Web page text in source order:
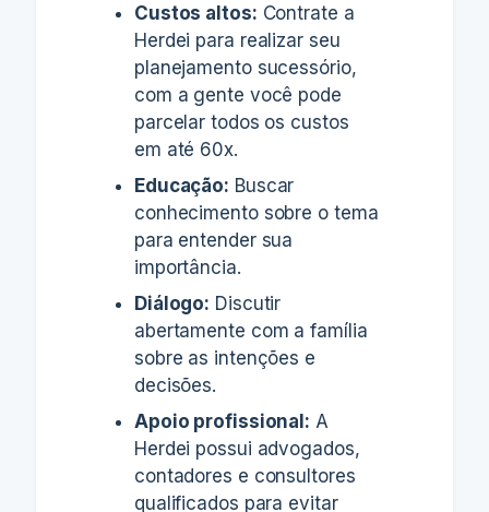
Custos altos: Contrate a
Herdei para realizar seu
planejamento sucessório,
com a gente você pode
parcelar todos os custos
em até 60x.
Educação: Buscar
conhecimento sobre o tema
para entender sua
importância.
Diálogo: Discutir
abertamente com a família
sobre as intenções e
decisões.
Apoio profissional: A
Herdei possui advogados,
contadores e consultores
qualificados para evitar